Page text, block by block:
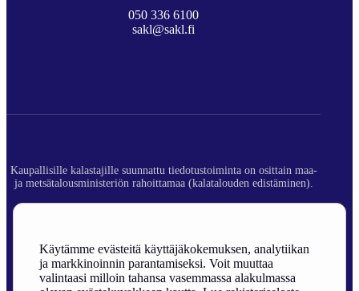
Käytämme evästeitä käyttäjäkokemuksen, analytiikan
ja markkinoinnin parantamiseksi. Voit muuttaa
valintaasi milloin tahansa vasemmassa alakulmassa
050 336 6100
sakl@sakl.fi
Kaupallisille kalastajille suunnattu tiedotustoiminta on osittain maa-
ja metsätalousministeriön rahoittamaa (kalatalouden edistäminen).
Rekisteriseloste
Sivuston toteutus